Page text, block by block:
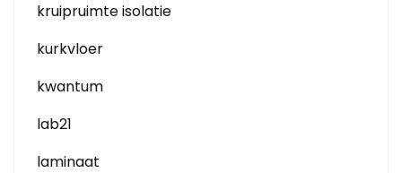
kruipruimte isolatie
kurkvloer
kwantum
lab21
laminaat